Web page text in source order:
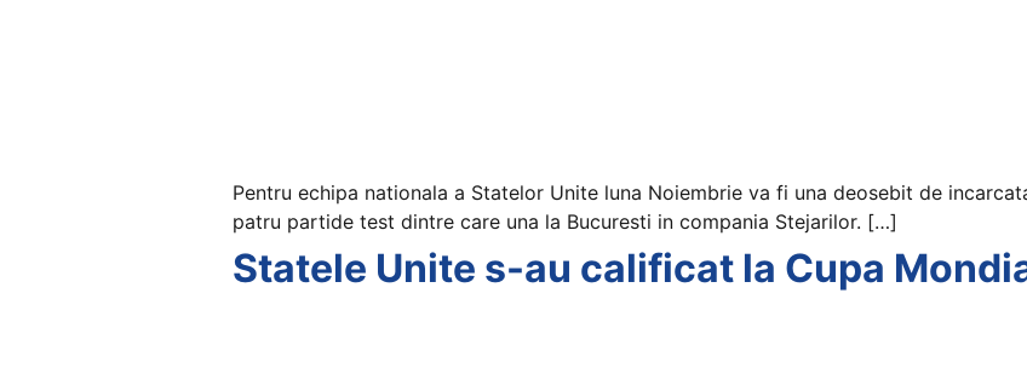
Pentru echipa nationala a Statelor Unite luna Noiembrie va fi una deosebit de
patru partide test dintre care una la Bucuresti in compania Stejarilor. […]
Statele Unite s-au calificat la Cupa